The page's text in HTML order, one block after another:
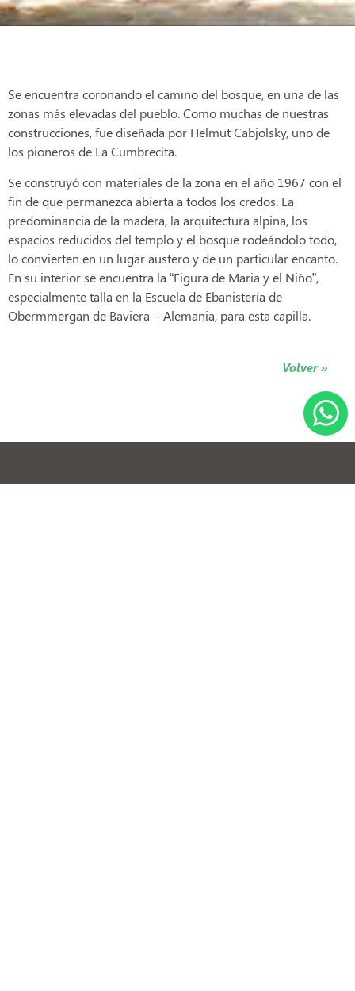
Se encuentra coronando el camino del bosque, en una de las
zonas más elevadas del pueblo. Como muchas de nuestras
construcciones, fue diseñada por Helmut Cabjolsky, uno de
los pioneros de La Cumbrecita.
Se construyó con materiales de la zona en el año 1967 con el
fin de que permanezca abierta a todos los credos. La
predominancia de la madera, la arquitectura alpina, los
espacios reducidos del templo y el bosque rodeándolo todo,
lo convierten en un lugar austero y de un particular encanto.
En su interior se encuentra la “Figura de Maria y el Niño”,
especialmente talla en la Escuela de Ebanistería de
Obermmergan de Baviera – Alemania, para esta capilla.
Volver »